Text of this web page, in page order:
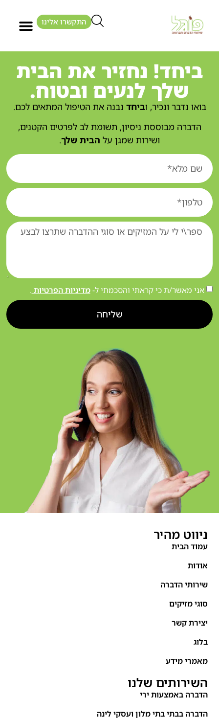
התקשרו אלינו
ביחד! נחזיר את הבית
שלך לנעים ובטוח.
בואו נדבר ונכיר, וביחד נבנה את הטיפול המתאים לכם.
הדברה מבוססת ניסיון, תשומת לב לפרטים הקטנים,
ושירות שמגן על הבית שלך.
אני מאשר/ת כי קראתי והסכמתי ל-מדיניות הפרטיות .
שליחה
ניווט מהיר
עמוד הבית
אודות
שירותי הדברה
סוגי מזיקים
יצירת קשר
בלוג
מאמרי מידע
השירותים שלנו
הדברה באמצעות ירי
הדברה בבתי בתי מלון ועסקי לינה